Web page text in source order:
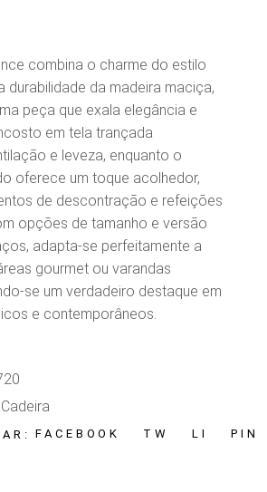
combina o charme do estilo
durabilidade da madeira maciça,
peça que exala elegância e
em tela trançada
e leveza, enquanto o
oferece um toque acolhedor,
de descontração e refeições
opções de tamanho e versão
adapta-se perfeitamente a
gourmet ou varandas
se um verdadeiro destaque em
e contemporâneos.
Cadeira
FACEBOOK TW LI PIN